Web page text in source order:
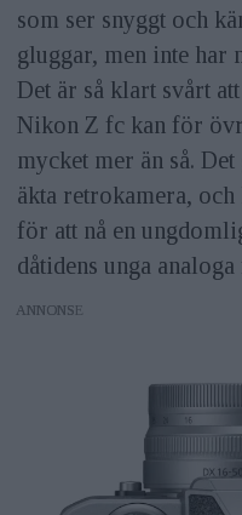
som ser snyggt och
gluggar, men inte har
Det är så klart svårt
Nikon Z fc kan för
mycket mer än så.
äkta retrokamera,
för att nå en
dåtidens unga
ANNONS